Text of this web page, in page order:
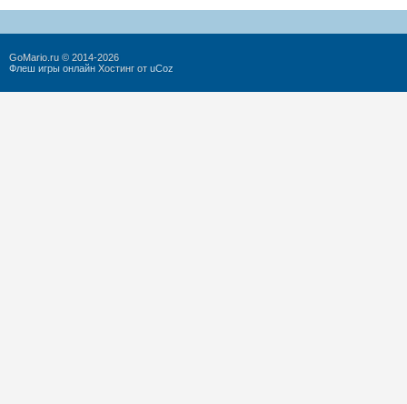
GoMario.ru © 2014-2026
Флеш игры онлайн Хостинг от uCoz